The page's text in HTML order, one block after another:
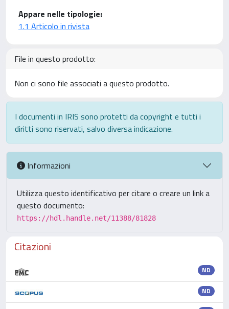
Appare nelle tipologie:
1.1 Articolo in rivista
File in questo prodotto:
Non ci sono file associati a questo prodotto.
I documenti in IRIS sono protetti da copyright e tutti i
diritti sono riservati, salvo diversa indicazione.
Informazioni
Utilizza questo identificativo per citare o creare un link a
questo documento:
https://hdl.handle.net/11388/81828
Citazioni
ND
ND